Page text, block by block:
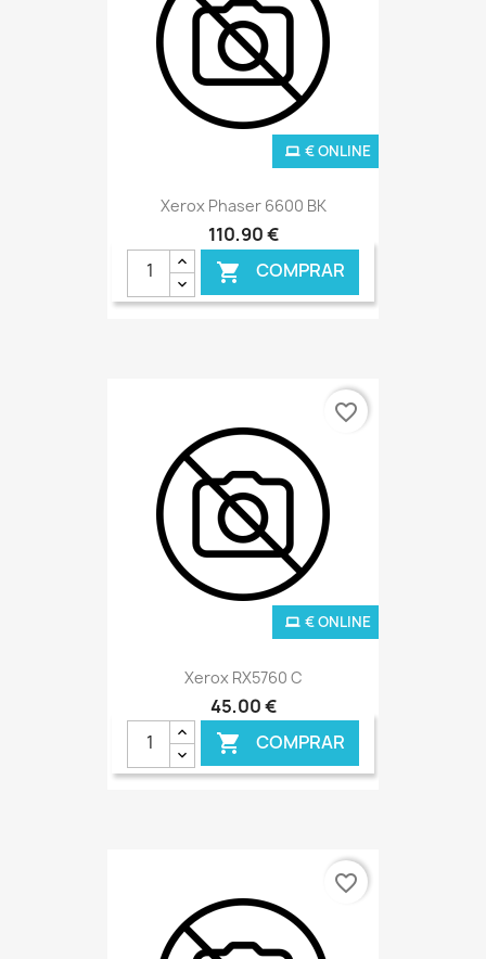
Xerox Phaser 6600 BK
110,90 €
 COMPRAR
€ ONLINE
Xerox RX5760 C
45,00 €
 COMPRAR
€ ONLINE
favorite_border
favorite_border